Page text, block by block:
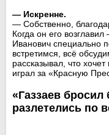
— Искренне.
— Собственно,
Когда он его
Иванович специально
встретимся, всё
рассказывал, что
играл за «Красную
«Газзаев бросил
разлетелись по